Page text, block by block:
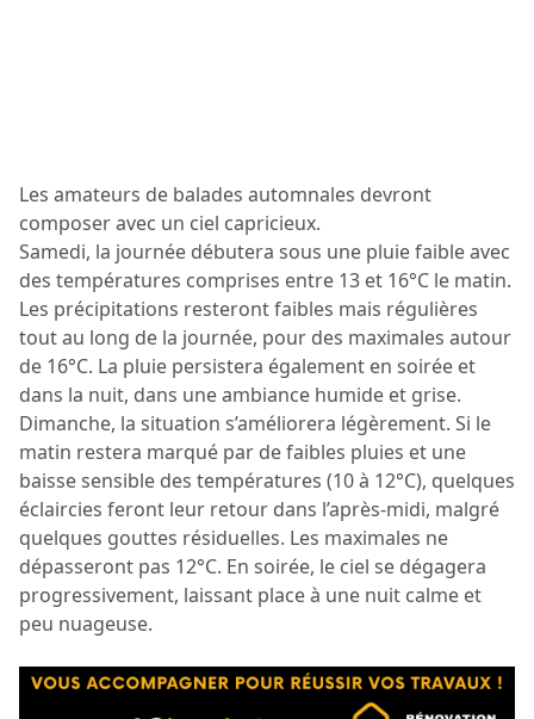
Les amateurs de balades automnales devront
composer avec un ciel capricieux.
Samedi, la journée débutera sous une pluie faible avec
des températures comprises entre 13 et 16°C le matin.
Les précipitations resteront faibles mais régulières
tout au long de la journée, pour des maximales autour
de 16°C. La pluie persistera également en soirée et
dans la nuit, dans une ambiance humide et grise.
Dimanche, la situation s’améliorera légèrement. Si le
matin restera marqué par de faibles pluies et une
baisse sensible des températures (10 à 12°C), quelques
éclaircies feront leur retour dans l’après-midi, malgré
quelques gouttes résiduelles. Les maximales ne
dépasseront pas 12°C. En soirée, le ciel se dégagera
progressivement, laissant place à une nuit calme et
peu nuageuse.